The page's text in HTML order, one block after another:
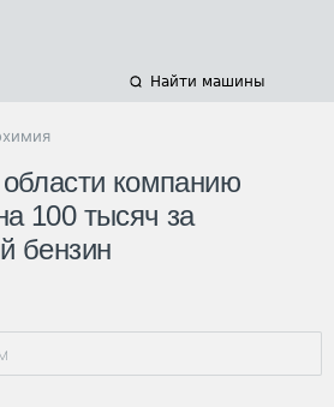
Найти машины
компанию
100 тысяч за
бензин